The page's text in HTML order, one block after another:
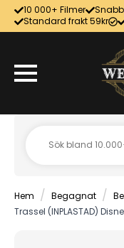
10 000+ Filmer
Standard frakt 59kr
Hem Begagnat
Trassel (INPLASTAD)